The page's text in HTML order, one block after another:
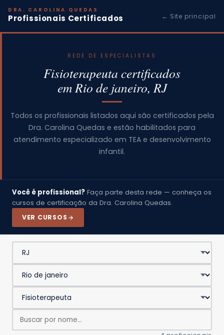
DRA. CAROLINA QUEDAS
Profissionais Certificados ← Site principal
REDE DE ESPECIALISTAS
Fisioterapeuta certificados
em Rio de janeiro, RJ
Todos os profissionais listados aqui são certificados pela
Dra. Carolina Quedas e estão habilitados para
atendimento especializado em TEA e desenvolvimento
infantil.
Você é profissional? Faça parte desta rede — conheça os
cursos de certificação da Dra. Carolina Quedas.
VER CURSOS